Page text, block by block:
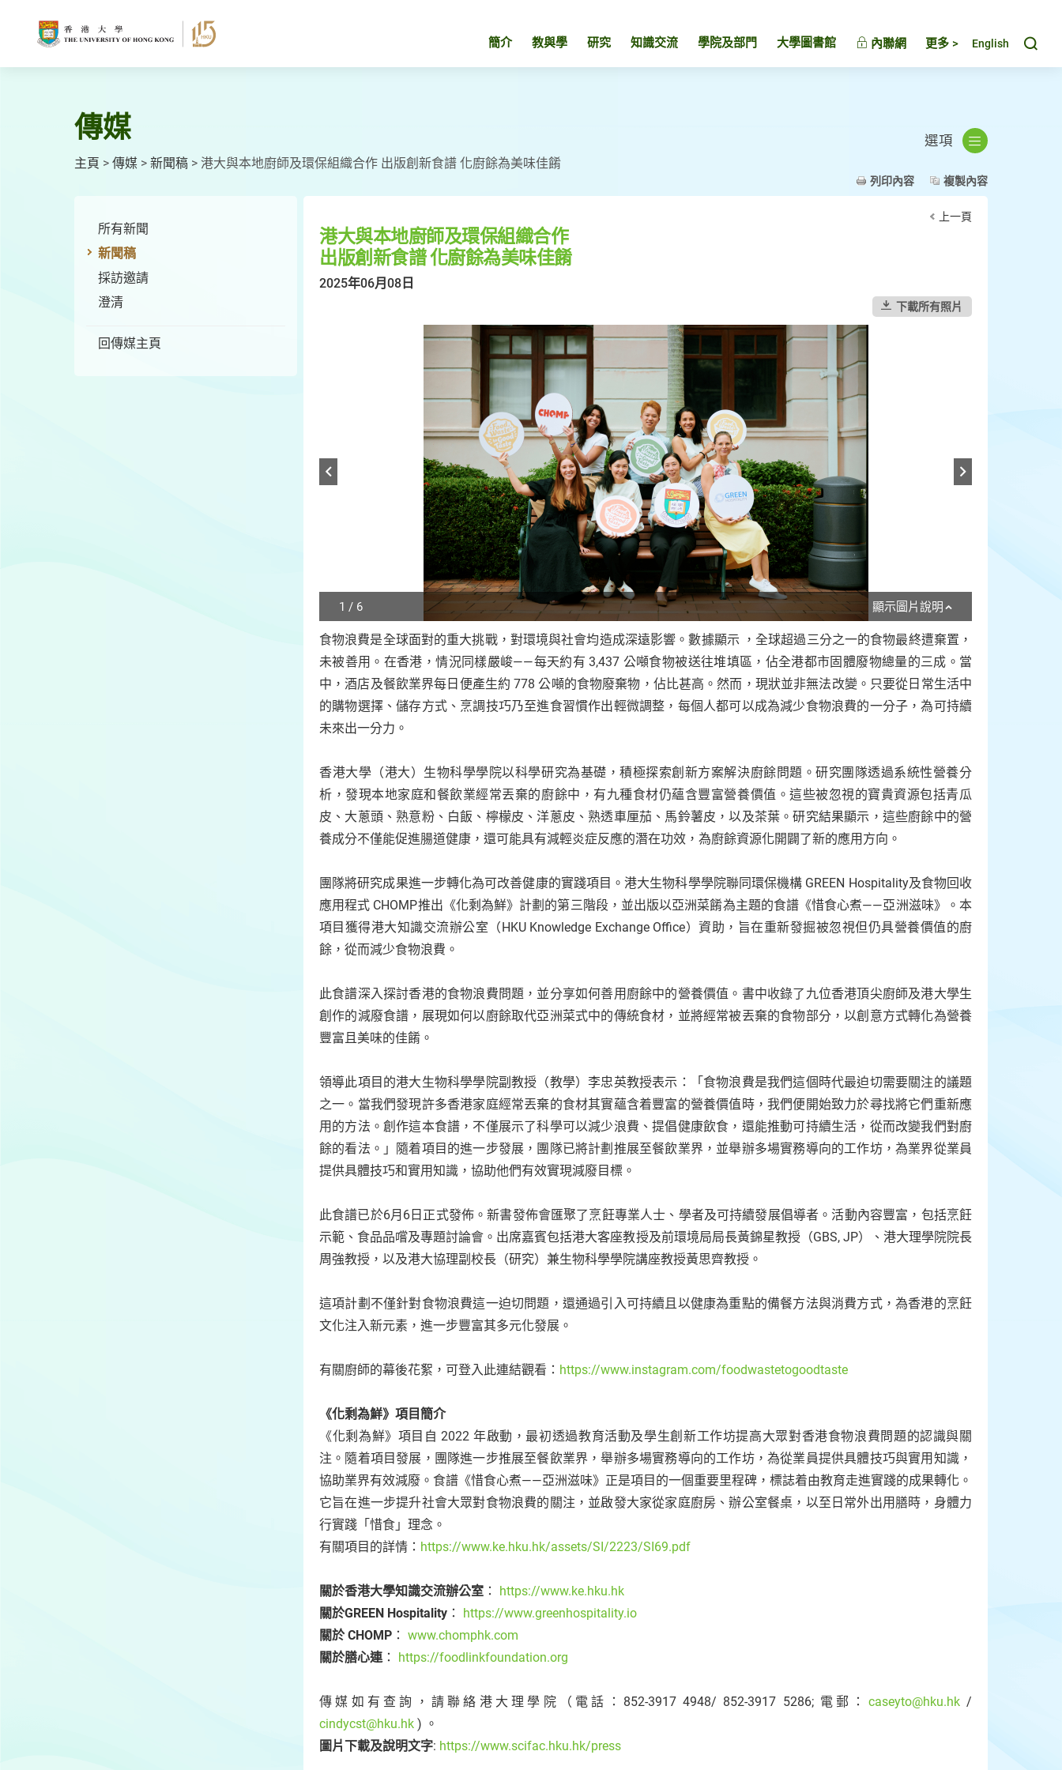
簡介 教與學 研究 知識交流 學院及部門 大學圖書館 內聯網 更多 > English
傳媒
主頁 > 傳媒 > 新聞稿 > 港大與本地廚師及環保組織合作 出版創新食譜 化廚餘為美味佳餚
選項
列印內容 複製內容
所有新聞
新聞稿
採訪邀請
澄清
回傳媒主頁
上一頁
港大與本地廚師及環保組織合作
出版創新食譜 化廚餘為美味佳餚
2025年06月08日
下載所有照片
1 / 6
Play
/
the
slider
顯示圖片說明
食物浪費是全球面對的重大挑戰，對環境與社會均造成深遠影響。數據顯示 ，全球超過三分之一的食物最終遭棄置，
未被善用。在香港，情況同樣嚴峻——每天約有 3,437 公噸食物被送往堆填區，佔全港都市固體廢物總量的三成。當
中，酒店及餐飲業界每日便產生約 778 公噸的食物廢棄物，佔比甚高。然而，現狀並非無法改變。只要從日常生活中
的購物選擇、儲存方式、烹調技巧乃至進食習慣作出輕微調整，每個人都可以成為減少食物浪費的一分子，為可持續
未來出一分力。
香港大學（港大）生物科學學院以科學研究為基礎，積極探索創新方案解決廚餘問題。研究團隊透過系統性營養分
析，發現本地家庭和餐飲業經常丟棄的廚餘中，有九種食材仍蘊含豐富營養價值。這些被忽視的寶貴資源包括青瓜
皮、大蔥頭、熟意粉、白飯、檸檬皮、洋蔥皮、熟透車厘茄、馬鈴薯皮，以及茶葉。研究結果顯示，這些廚餘中的營
養成分不僅能促進腸道健康，還可能具有減輕炎症反應的潛在功效，為廚餘資源化開闢了新的應用方向。
團隊將研究成果進一步轉化為可改善健康的實踐項目。港大生物科學學院聯同環保機構 GREEN Hospitality及食物回收
應用程式 CHOMP推出《化剩為鮮》計劃的第三階段，並出版以亞洲菜餚為主題的食譜《惜食心煮——亞洲滋味》。本
項目獲得港大知識交流辦公室（HKU Knowledge Exchange Office）資助，旨在重新發掘被忽視但仍具營養價值的廚
餘，從而減少食物浪費。
此食譜深入探討香港的食物浪費問題，並分享如何善用廚餘中的營養價值。書中收錄了九位香港頂尖廚師及港大學生
創作的減廢食譜，展現如何以廚餘取代亞洲菜式中的傳統食材，並將經常被丟棄的食物部分，以創意方式轉化為營養
豐富且美味的佳餚。
領導此項目的港大生物科學學院副教授（教學）李忠英教授表示：「食物浪費是我們這個時代最迫切需要關注的議題
之一。當我們發現許多香港家庭經常丟棄的食材其實蘊含着豐富的營養價值時，我們便開始致力於尋找將它們重新應
用的方法。創作這本食譜，不僅展示了科學可以減少浪費、提倡健康飲食，還能推動可持續生活，從而改變我們對廚
餘的看法。」隨着項目的進一步發展，團隊已將計劃推展至餐飲業界，並舉辦多場實務導向的工作坊，為業界從業員
提供具體技巧和實用知識，協助他們有效實現減廢目標。
此食譜已於6月6日正式發佈。新書發佈會匯聚了烹飪專業人士、學者及可持續發展倡導者。活動內容豐富，包括烹飪
示範、食品品嚐及專題討論會。出席嘉賓包括港大客座教授及前環境局局長黃錦星教授（GBS, JP）、港大理學院院長
周強教授，以及港大協理副校長（研究）兼生物科學學院講座教授黃思齊教授。
這項計劃不僅針對食物浪費這一迫切問題，還通過引入可持續且以健康為重點的備餐方法與消費方式，為香港的烹飪
文化注入新元素，進一步豐富其多元化發展。
有關廚師的幕後花絮，可登入此連結觀看： https://www.instagram.com/foodwastetogoodtaste
《化剩為鮮》項目簡介
《化剩為鮮》項目自 2022 年啟動，最初透過教育活動及學生創新工作坊提高大眾對香港食物浪費問題的認識與關
注。隨着項目發展，團隊進一步推展至餐飲業界，舉辦多場實務導向的工作坊，為從業員提供具體技巧與實用知識，
協助業界有效減廢。食譜《惜食心煮——亞洲滋味》正是項目的一個重要里程碑，標誌着由教育走進實踐的成果轉化。
它旨在進一步提升社會大眾對食物浪費的關注，並啟發大家從家庭廚房、辦公室餐桌，以至日常外出用膳時，身體力
行實踐「惜食」理念。
有關項目的詳情： https://www.ke.hku.hk/assets/SI/2223/SI69.pdf
關於香港大學知識交流辦公室 ： https://www.ke.hku.hk
關於GREEN Hospitality ： https://www.greenhospitality.io
關於 CHOMP ： www.chomphk.com
關於膳心連： https://foodlinkfoundation.org
傳媒如有查詢，請聯絡港大理學院（電話：852-3917 4948/ 852-3917 5286; 電郵： caseyto@hku.hk/
cindycst@hku.hk ) 。
圖片下載及說明文字: https://www.scifac.hku.hk/press